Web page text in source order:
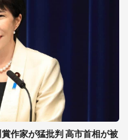
作家が猛批判 高市首相が被